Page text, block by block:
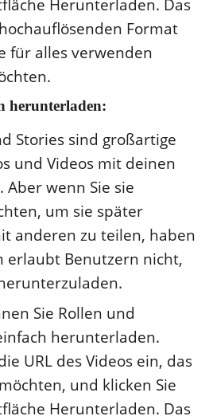
Herunterladen. Das
Format
für alles verwenden
herunterladen:
Stories sind großartige
und Videos mit deinen
wenn Sie sie
um sie später
anderen zu teilen, haben
erlaubt Benutzern nicht,
Sie Rollen und
herunterladen.
URL des Videos ein, das
und klicken Sie
Herunterladen. Das